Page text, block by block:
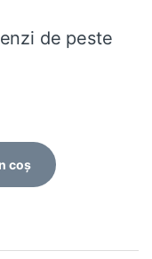
de peste
coș